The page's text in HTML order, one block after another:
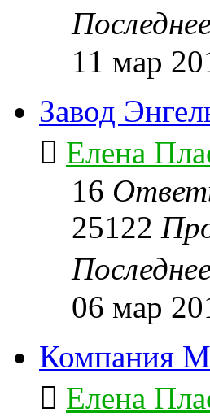
11 мар
Завод
Елена
16
25122
06 мар
Компания
Елена